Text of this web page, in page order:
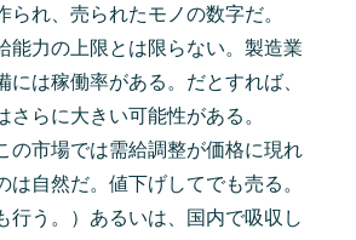
られ、売られたモノの数字だ。
能力の上限とは限らない。製造業
には稼働率がある。だとすれば、
さらに大きい可能性がある。
の市場では需給調整が価格に現れ
は自然だ。値下げしてでも売る。
行う。）あるいは、国内で吸収し